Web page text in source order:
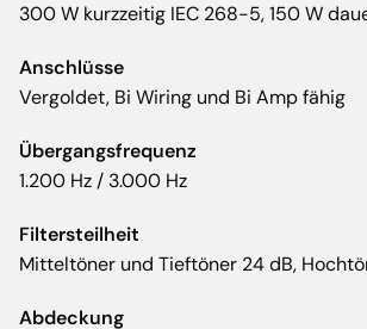
300 W kurzzeitig IEC 268-5, 150 W
Anschlüsse
Vergoldet, Bi Wiring und Bi Amp fähig
Übergangsfrequenz
1.200 Hz / 3.000 Hz
Filtersteilheit
Mitteltöner und Tieftöner 24 dB,
Abdeckung